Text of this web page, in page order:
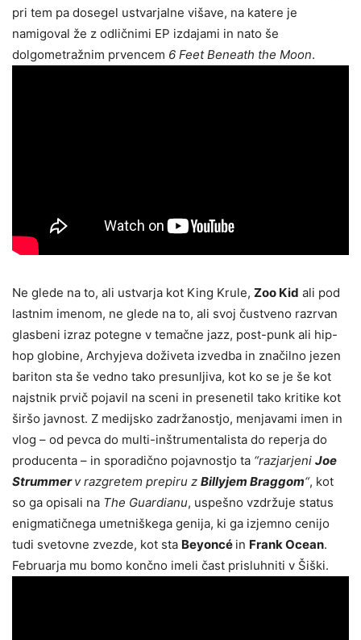
pri tem pa dosegel ustvarjalne višave, na katere je
namigoval že z odličnimi EP izdajami in nato še
dolgometražnim prvencem 6 Feet Beneath the Moon.
Ne glede na to, ali ustvarja kot King Krule, Zoo Kid ali pod
lastnim imenom, ne glede na to, ali svoj čustveno razrvan
glasbeni izraz potegne v temačne jazz, post-punk ali hip-
hop globine, Archyjeva doživeta izvedba in značilno jezen
bariton sta še vedno tako presunljiva, kot ko se je še kot
najstnik prvič pojavil na sceni in presenetil tako kritike kot
širšo javnost. Z medijsko zadržanostjo, menjavami imen in
vlog – od pevca do multi-inštrumentalista do reperja do
producenta – in sporadično pojavnostjo ta “razjarjeni Joe
Strummerv razgretem prepiru z Billyjem Braggom“, kot
so ga opisali na The Guardianu, uspešno vzdržuje status
enigmatičnega umetniškega genija, ki ga izjemno cenijo
tudi svetovne zvezde, kot sta Beyoncé in Frank Ocean.
Februarja mu bomo končno imeli čast prisluhniti v Šiški.